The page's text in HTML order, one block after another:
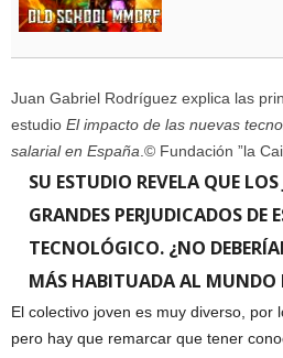
Juan Gabriel Rodríguez explica las
estudio El impacto de las nuevas
salarial en España © Fundación ”la
SU ESTUDIO REVELA QUE
GRANDES PERJUDICADOS DE
TECNOLÓGICO. ¿NO
MÁS HABITUADA AL MUNDO
El colectivo joven es muy diverso, por
pero hay que remarcar que tener